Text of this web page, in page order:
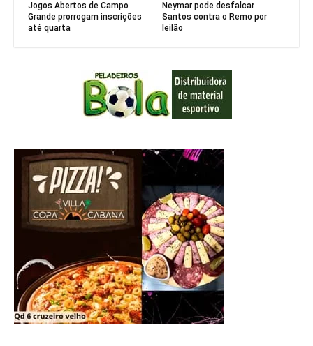
Jogos Abertos de Campo
Grande prorrogam inscrições
até quarta
Neymar pode desfalcar
Santos contra o Remo por
leilão